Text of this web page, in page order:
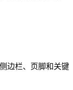
边栏、页脚和关键